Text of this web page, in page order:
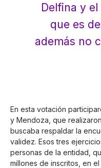
Delfina y
que es
además no
En esta votación
y Mendoza, que
buscaba respaldar la
validez. Esos tres
personas de la entidad,
millones de inscritos, en